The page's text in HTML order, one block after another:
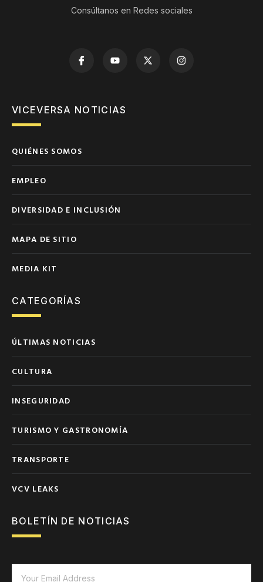
Consúltanos en Redes sociales
VICEVERSA NOTICIAS
QUIÉNES SOMOS
EMPLEO
DIVERSIDAD E INCLUSIÓN
MAPA DE SITIO
MEDIA KIT
CATEGORÍAS
ÚLTIMAS NOTICIAS
CULTURA
INSEGURIDAD
TURISMO Y GASTRONOMÍA
TRANSPORTE
VCV LEAKS
BOLETÍN DE NOTICIAS